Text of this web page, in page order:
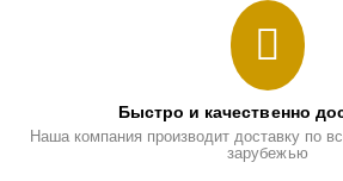
Быстро и качественно
Наша компания производит доставку по
зарубежью